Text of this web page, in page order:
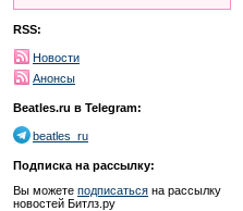
RSS:
Новости
Анонсы
Beatles.ru в Telegram:
beatles_ru
Подписка на рассылку:
Вы можете подписаться на рассылку
новостей Битлз.ру